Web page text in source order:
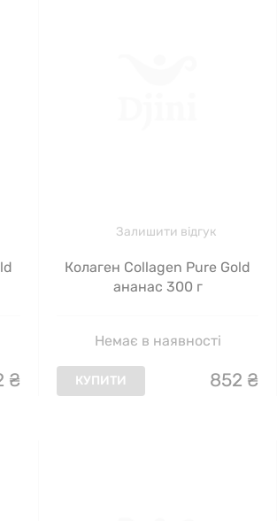
₴
Залишити відгук
Колаген Collagen Pure Gold
ананас 300 г
Немає в наявності
КУПИТИ 852 ₴